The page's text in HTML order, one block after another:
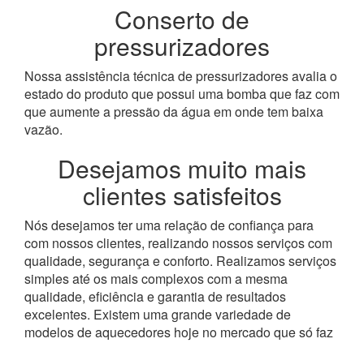
Conserto de
pressurizadores
Nossa assistência técnica de pressurizadores avalia o
estado do produto que possui uma bomba que faz com
que aumente a pressão da água em onde tem baixa
vazão.
Desejamos muito mais
clientes satisfeitos
Nós desejamos ter uma relação de confiança para
com nossos clientes, realizando nossos serviços com
qualidade, segurança e conforto. Realizamos serviços
simples até os mais complexos com a mesma
qualidade, eficiência e garantia de resultados
excelentes. Existem uma grande variedade de
modelos de aquecedores hoje no mercado que só faz